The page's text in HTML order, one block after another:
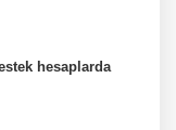
hesaplarda